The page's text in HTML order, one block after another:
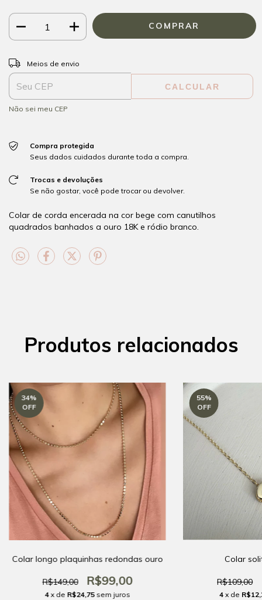
Entregas para o CEP:
Meios de envio
CALCULAR
Não sei meu CEP
Compra protegida
Seus dados cuidados durante toda a compra.
Trocas e devoluções
Se não gostar, você pode trocar ou devolver.
Colar de corda encerada na cor bege com canutilhos
quadrados banhados a ouro 18K e ródio branco.
Produtos relacionados
34%
OFF
Colar longo plaquinhas redondas ouro
R$149,00 R$99,00
4 x de R$24,75 sem juros
55%
OFF
Colar
R$109,00
4 x de